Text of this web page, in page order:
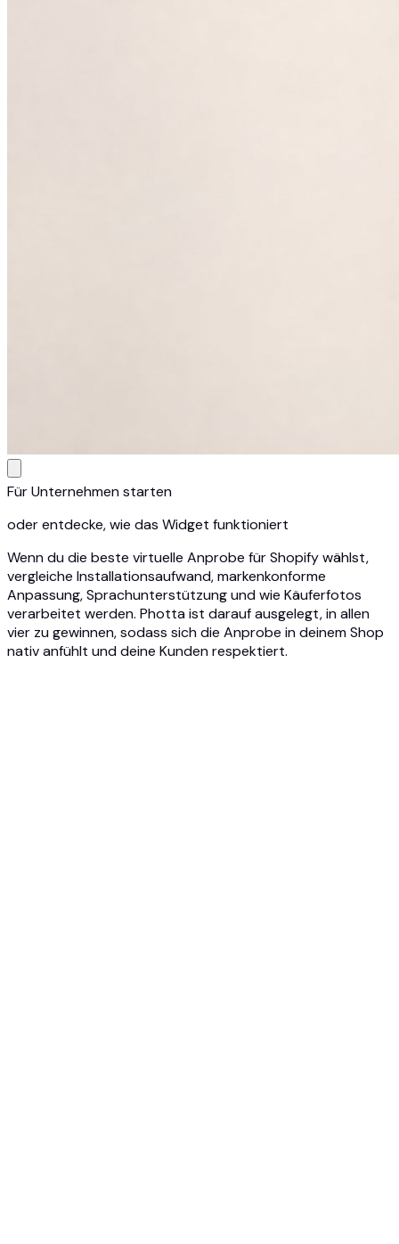
Für Unternehmen starten
oder entdecke, wie das Widget funktioniert
Wenn du die beste virtuelle Anprobe für Shopify wählst,
vergleiche Installationsaufwand, markenkonforme
Anpassung, Sprachunterstützung und wie Käuferfotos
verarbeitet werden. Photta ist darauf ausgelegt, in allen
vier zu gewinnen, sodass sich die Anprobe in deinem Shop
nativ anfühlt und deine Kunden respektiert.